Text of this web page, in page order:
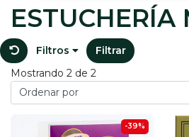
ESTUCHERÍA
Filtros
Filtrar
Mostrando 2 de 2
-39%